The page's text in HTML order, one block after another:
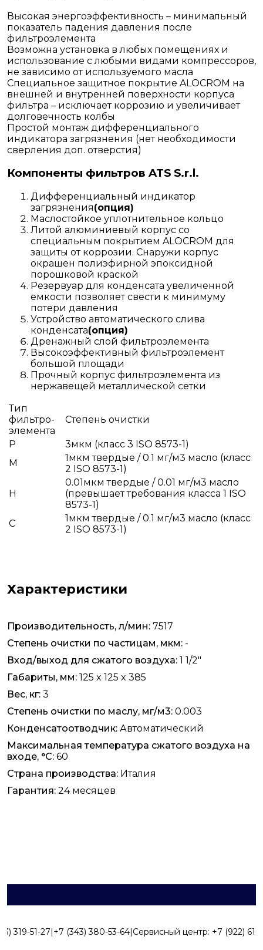
Высокая энергоэффективность – минимальный
показатель падения давления после
фильтроэлемента
Возможна установка в любых помещениях и
использование с любыми видами компрессоров,
не зависимо от используемого масла
Специальное защитное покрытие ALOCROM на
внешней и внутренней поверхности корпуса
фильтра – исключает коррозию и увеличивает
долговечность колбы
Простой монтаж дифференциального
индикатора загрязнения (нет необходимости
сверления доп. отверстия)
Компоненты фильтров ATS S.r.l.
Дифференциальный индикатор
загрязнения(опция)
Маслостойкое уплотнительное кольцо
Литой алюминиевый корпус со
специальным покрытием ALOCROM для
защиты от коррозии. Снаружи корпус
окрашен полиэфирной эпоксидной
порошковой краской
Резервуар для конденсата увеличенной
емкости позволяет свести к минимуму
потери давления
Устройство автоматического слива
конденсата(опция)
Дренажный слой фильтроэлемента
Высокоэффективный фильтроэлемент
большой площади
Прочный корпус фильтроэлемента из
нержавещей металлической сетки
Тип
фильтро-
элемента
Степень очистки
P
3мкм (класс 3 ISO 8573-1)
M
1мкм твердые / 0.1 мг/м3 масло (класс
2 ISO 8573-1)
H
0.01мкм твердые / 0.01 мг/м3 масло
(превышает требования класса 1 ISO
8573-1)
C
1мкм твердые / 0.1 мг/м3 масло (класс
2 ISO 8573-1)
Характеристики
Производительность, л/мин: 7517
Степень очистки по частицам, мкм: -
Вход/выход для сжатого воздуха: 1 1/2"
Габариты, мм: 125 x 125 x 385
Вес, кг: 3
Степень очистки по маслу, мг/м3: 0.003
Конденсатоотводчик: Автоматический
Максимальная температура сжатого воздуха на
входе, °C: 60
Страна производства: Италия
Гарантия: 24 месяцев
319-51-27|+7 (343) 380-53-64|Сервисный центр: +7 (922)